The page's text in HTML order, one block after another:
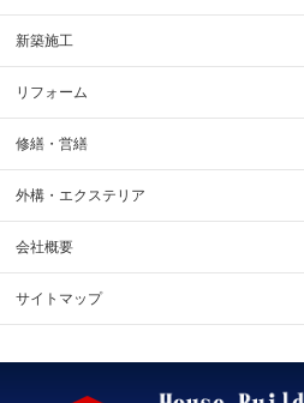
新築施工
リフォーム
修繕・営繕
外構・エクステリア
会社概要
サイトマップ